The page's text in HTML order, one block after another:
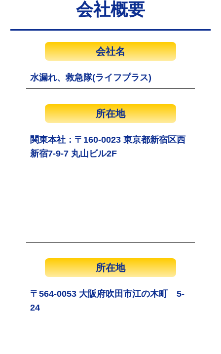
会社概要
会社名
水漏れ、救急隊(ライフプラス)
所在地
関東本社：〒160-0023 東京都新宿区西
新宿7-9-7 丸山ビル2F
所在地
〒564-0053 大阪府吹田市江の木町 5-
24